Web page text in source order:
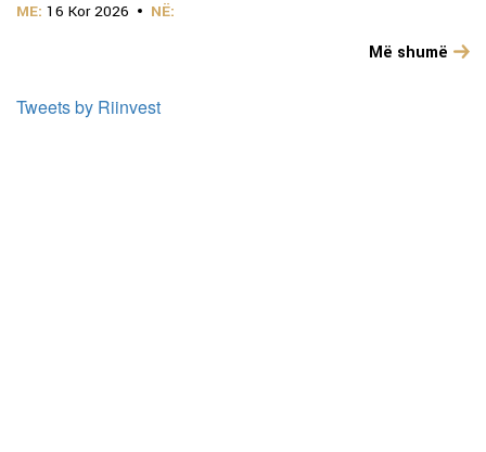
ME: 16 Kor 2026 NË:
Më shumë
Tweets by Riinvest